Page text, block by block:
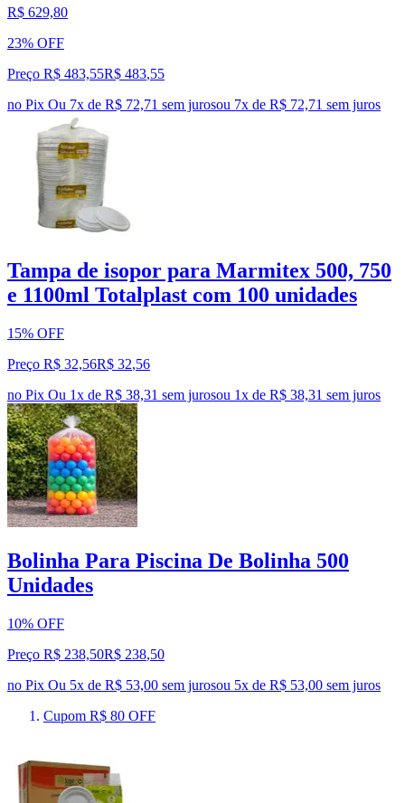
R$ 629,80
23% OFF
Preço R$ 483,55R$ 483,55
no Pix Ou 7x de R$ 72,71 sem jurosou 7x de R$ 72,71 sem juros
Tampa de isopor para Marmitex 500, 750
e 1100ml Totalplast com 100 unidades
15% OFF
Preço R$ 32,56R$ 32,56
no Pix Ou 1x de R$ 38,31 sem jurosou 1x de R$ 38,31 sem juros
Bolinha Para Piscina De Bolinha 500
Unidades
10% OFF
Preço R$ 238,50R$ 238,50
no Pix Ou 5x de R$ 53,00 sem jurosou 5x de R$ 53,00 sem juros
Cupom R$ 80 OFF